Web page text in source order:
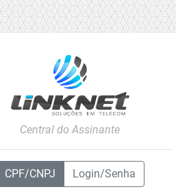
Central do Assinante
CPF/CNPJ Login/Senha